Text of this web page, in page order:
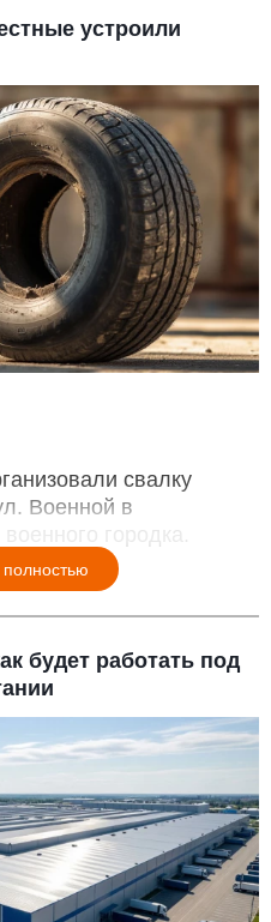
устроили
свалку
Военной в
городка.
полностью
будет работать под